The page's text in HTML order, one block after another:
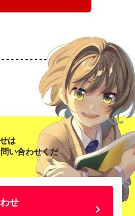
は
い合わせくだ
せ